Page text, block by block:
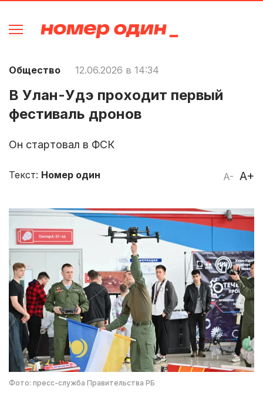
Общество 12.06.2026 в 14:34
В Улан-Удэ проходит первый
фестиваль дронов
Он стартовал в ФСК
A- A+
Текст: Номер один
Фото: пресс-служба Правительства РБ